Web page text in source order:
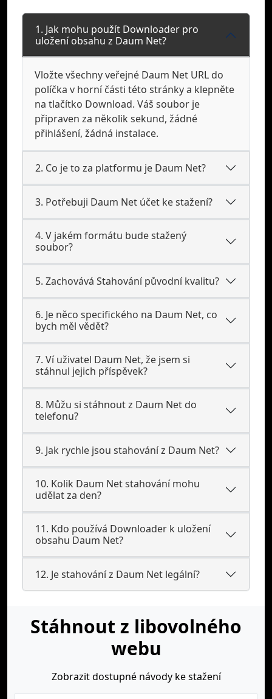
1. Jak mohu použít Downloader pro
uložení obsahu z Daum Net?
Vložte všechny veřejné Daum Net URL do
políčka v horní části této stránky a klepněte
na tlačítko Download. Váš soubor je
připraven za několik sekund, žádné
přihlášení, žádná instalace.
2. Co je to za platformu je Daum Net?
3. Potřebuji Daum Net účet ke stažení?
4. V jakém formátu bude stažený
soubor?
5. Zachovává Stahování původní kvalitu?
6. Je něco specifického na Daum Net, co
bych měl vědět?
7. Ví uživatel Daum Net, že jsem si
stáhnul jejich příspěvek?
8. Můžu si stáhnout z Daum Net do
telefonu?
9. Jak rychle jsou stahování z Daum Net?
10. Kolik Daum Net stahování mohu
udělat za den?
11. Kdo používá Downloader k uložení
obsahu Daum Net?
12. Je stahování z Daum Net legální?
Stáhnout z libovolného
webu
Zobrazit dostupné návody ke stažení